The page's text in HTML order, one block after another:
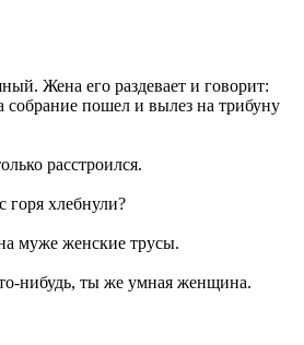
Жена его раздевает и говорит:
пошел и вылез на трибуну
расстроился.
горя хлебнули?
муже женские трусы.
нибудь, ты же умная женщина.